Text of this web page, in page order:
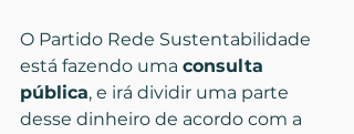
O Partido Rede Sustentabilidade
está fazendo uma consulta
pública, e irá dividir uma parte
desse dinheiro de acordo com a